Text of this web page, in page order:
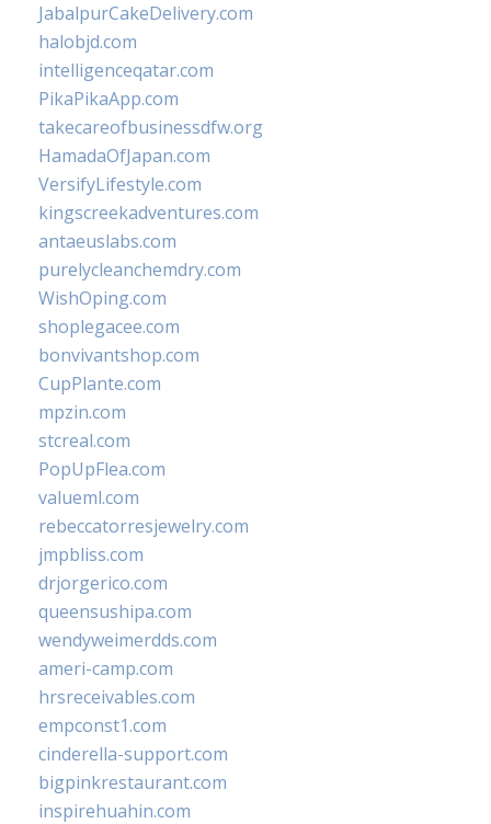
JabalpurCakeDelivery.com
halobjd.com
intelligenceqatar.com
PikaPikaApp.com
takecareofbusinessdfw.org
HamadaOfJapan.com
VersifyLifestyle.com
kingscreekadventures.com
antaeuslabs.com
purelycleanchemdry.com
WishOping.com
shoplegacee.com
bonvivantshop.com
CupPlante.com
mpzin.com
stcreal.com
PopUpFlea.com
valueml.com
rebeccatorresjewelry.com
jmpbliss.com
drjorgerico.com
queensushipa.com
wendyweimerdds.com
ameri-camp.com
hrsreceivables.com
empconst1.com
cinderella-support.com
bigpinkrestaurant.com
inspirehuahin.com